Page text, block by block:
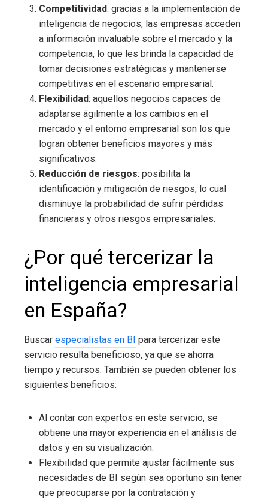
Competitividad: gracias a la implementación de
inteligencia de negocios, las empresas acceden
a información invaluable sobre el mercado y la
competencia, lo que les brinda la capacidad de
tomar decisiones estratégicas y mantenerse
competitivas en el escenario empresarial.
Flexibilidad: aquellos negocios capaces de
adaptarse ágilmente a los cambios en el
mercado y el entorno empresarial son los que
logran obtener beneficios mayores y más
significativos.
Reducción de riesgos: posibilita la
identificación y mitigación de riesgos, lo cual
disminuye la probabilidad de sufrir pérdidas
financieras y otros riesgos empresariales.
¿Por qué tercerizar la
inteligencia empresarial
en España?
Buscar especialistas en BI para tercerizar este
servicio resulta beneficioso, ya que se ahorra
tiempo y recursos. También se pueden obtener los
siguientes beneficios:
Al contar con expertos en este servicio, se
obtiene una mayor experiencia en el análisis de
datos y en su visualización.
Flexibilidad que permite ajustar fácilmente sus
necesidades de BI según sea oportuno sin tener
que preocuparse por la contratación y